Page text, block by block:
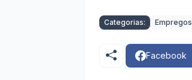
Categorias: Empregos
Facebook